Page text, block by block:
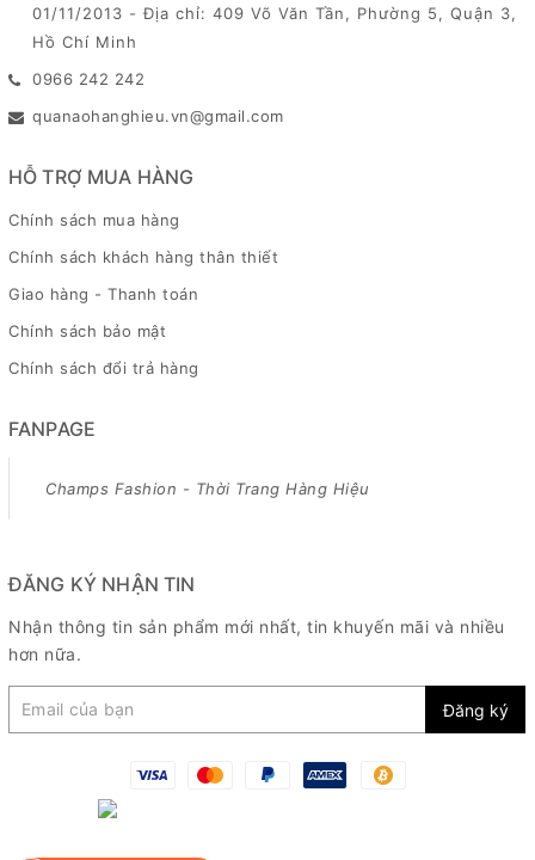
01/11/2013 - Địa chỉ: 409 Võ Văn Tần, Phường 5, Quận 3,
Hồ Chí Minh
0966 242 242
quanaohanghieu.vn@gmail.com
HỖ TRỢ MUA HÀNG
Chính sách mua hàng
Chính sách khách hàng thân thiết
Giao hàng - Thanh toán
Chính sách bảo mật
Chính sách đổi trả hàng
FANPAGE
Champs Fashion - Thời Trang Hàng Hiệu
ĐĂNG KÝ NHẬN TIN
Nhận thông tin sản phẩm mới nhất, tin khuyến mãi và nhiều
hơn nữa.
Đăng ký